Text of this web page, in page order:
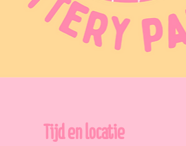
Tijd en locatie